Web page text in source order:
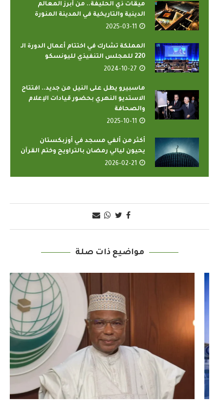
ميقات ذي الحليفة.. من أبرز المعالم
الدينية والتاريخية في المدينة المنورة
2025-03-11
المملكة تشارك في اختتام أعمال الدورة الـ
220 للمجلس التنفيذي لليونسكو
2024-10-27
ماسبيرو يطل على النيل من جديد.. افتتاح
الاستديو النهري بحضور قيادات الإعلام
والصحافة
2025-10-11
أكثر من ألفي مسجد في أوزبكستان
يحيون ليالي رمضان بالتراويح وختم القرآن
2026-02-21
مواضيع ذات صلة